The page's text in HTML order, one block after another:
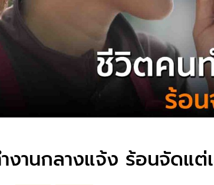
งานกลางแจ้ง ร้อนจัดแต่